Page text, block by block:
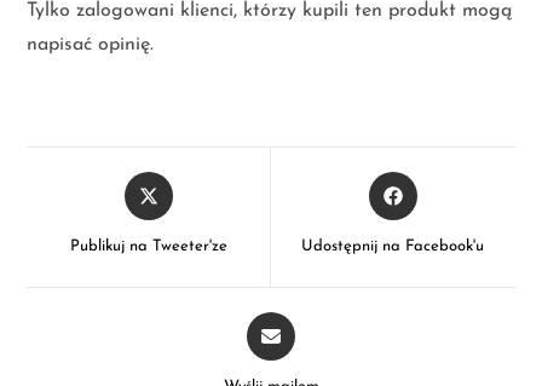
Tylko zalogowani klienci, którzy kupili ten produkt mogą
napisać opinię.
Publikuj na Tweeter'ze Udostępnij na Facebook'u